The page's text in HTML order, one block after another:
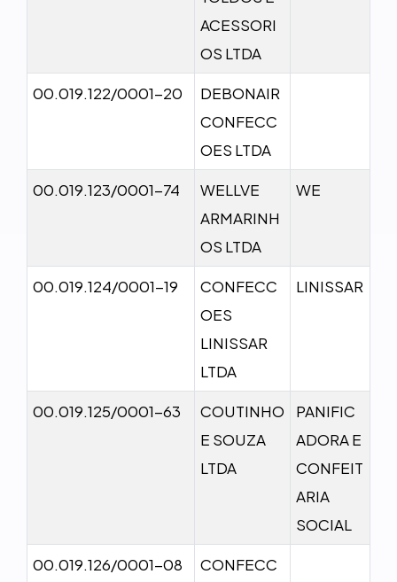
ACESSORI
OS LTDA
00.019.122/0001-20
DEBONAIR
CONFECC
OES LTDA
00.019.123/0001-74
WELLVE
ARMARINH
OS LTDA
WE
00.019.124/0001-19
CONFECC
OES
LINISSAR
LTDA
LINISSAR
00.019.125/0001-63
COUTINHO
E SOUZA
LTDA
PANIFIC
ADORA E
CONFEIT
ARIA
SOCIAL
00.019.126/0001-08
CONFECC